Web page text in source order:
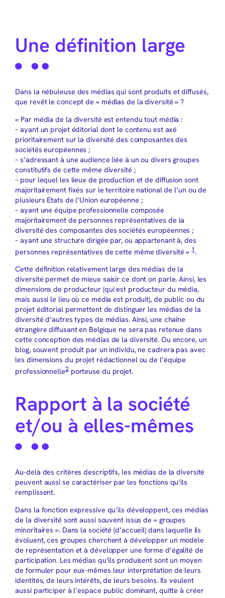
Une définition large
Dans la nébuleuse des médias qui sont produits et diffusés,
que revêt le concept de « médias de la diversité » ?
« Par média de la diversité est entendu tout média :
– ayant un projet éditorial dont le contenu est axé
prioritairement sur la diversité des composantes des
sociétés européennes ;
– s’adressant à une audience liée à un ou divers groupes
constitutifs de cette même diversité ;
– pour lequel les lieux de production et de diffusion sont
majoritairement fixés sur le territoire national de l’un ou de
plusieurs Etats de l’Union européenne ;
– ayant une équipe professionnelle composée
majoritairement de personnes représentatives de la
diversité des composantes des sociétés européennes ;
– ayant une structure dirigée par, ou appartenant à, des
personnes représentatives de cette même diversité »1.
Cette définition relativement large des médias de la
diversité permet de mieux saisir ce dont on parle. Ainsi, les
dimensions de producteur (qui est producteur du média,
mais aussi le lieu où ce média est produit), de public ou du
projet éditorial permettent de distinguer les médias de la
diversité d’autres types de médias. Ainsi, une chaîne
étrangère diffusant en Belgique ne sera pas retenue dans
cette conception des médias de la diversité. Ou encore, un
blog, souvent produit par un individu, ne cadrera pas avec
les dimensions du projet rédactionnel ou de l’équipe
professionnelle2porteuse du projet.
Rapport à la société
et/ou à elles-mêmes
Au-delà des critères descriptifs, les médias de la diversité
peuvent aussi se caractériser par les fonctions qu’ils
remplissent.
Dans la fonction expressive qu’ils développent, ces médias
de la diversité sont aussi souvent issus de « groupes
minoritaires ». Dans la société (d’accueil) dans laquelle ils
évoluent, ces groupes cherchent à développer un modèle
de représentation et à développer une forme d’égalité de
participation. Les médias qu’ils produisent sont un moyen
de formuler pour eux-mêmes leur interprétation de leurs
identités, de leurs intérêts, de leurs besoins. Ils veulent
aussi participer à l’espace public dominant, quitte à créer